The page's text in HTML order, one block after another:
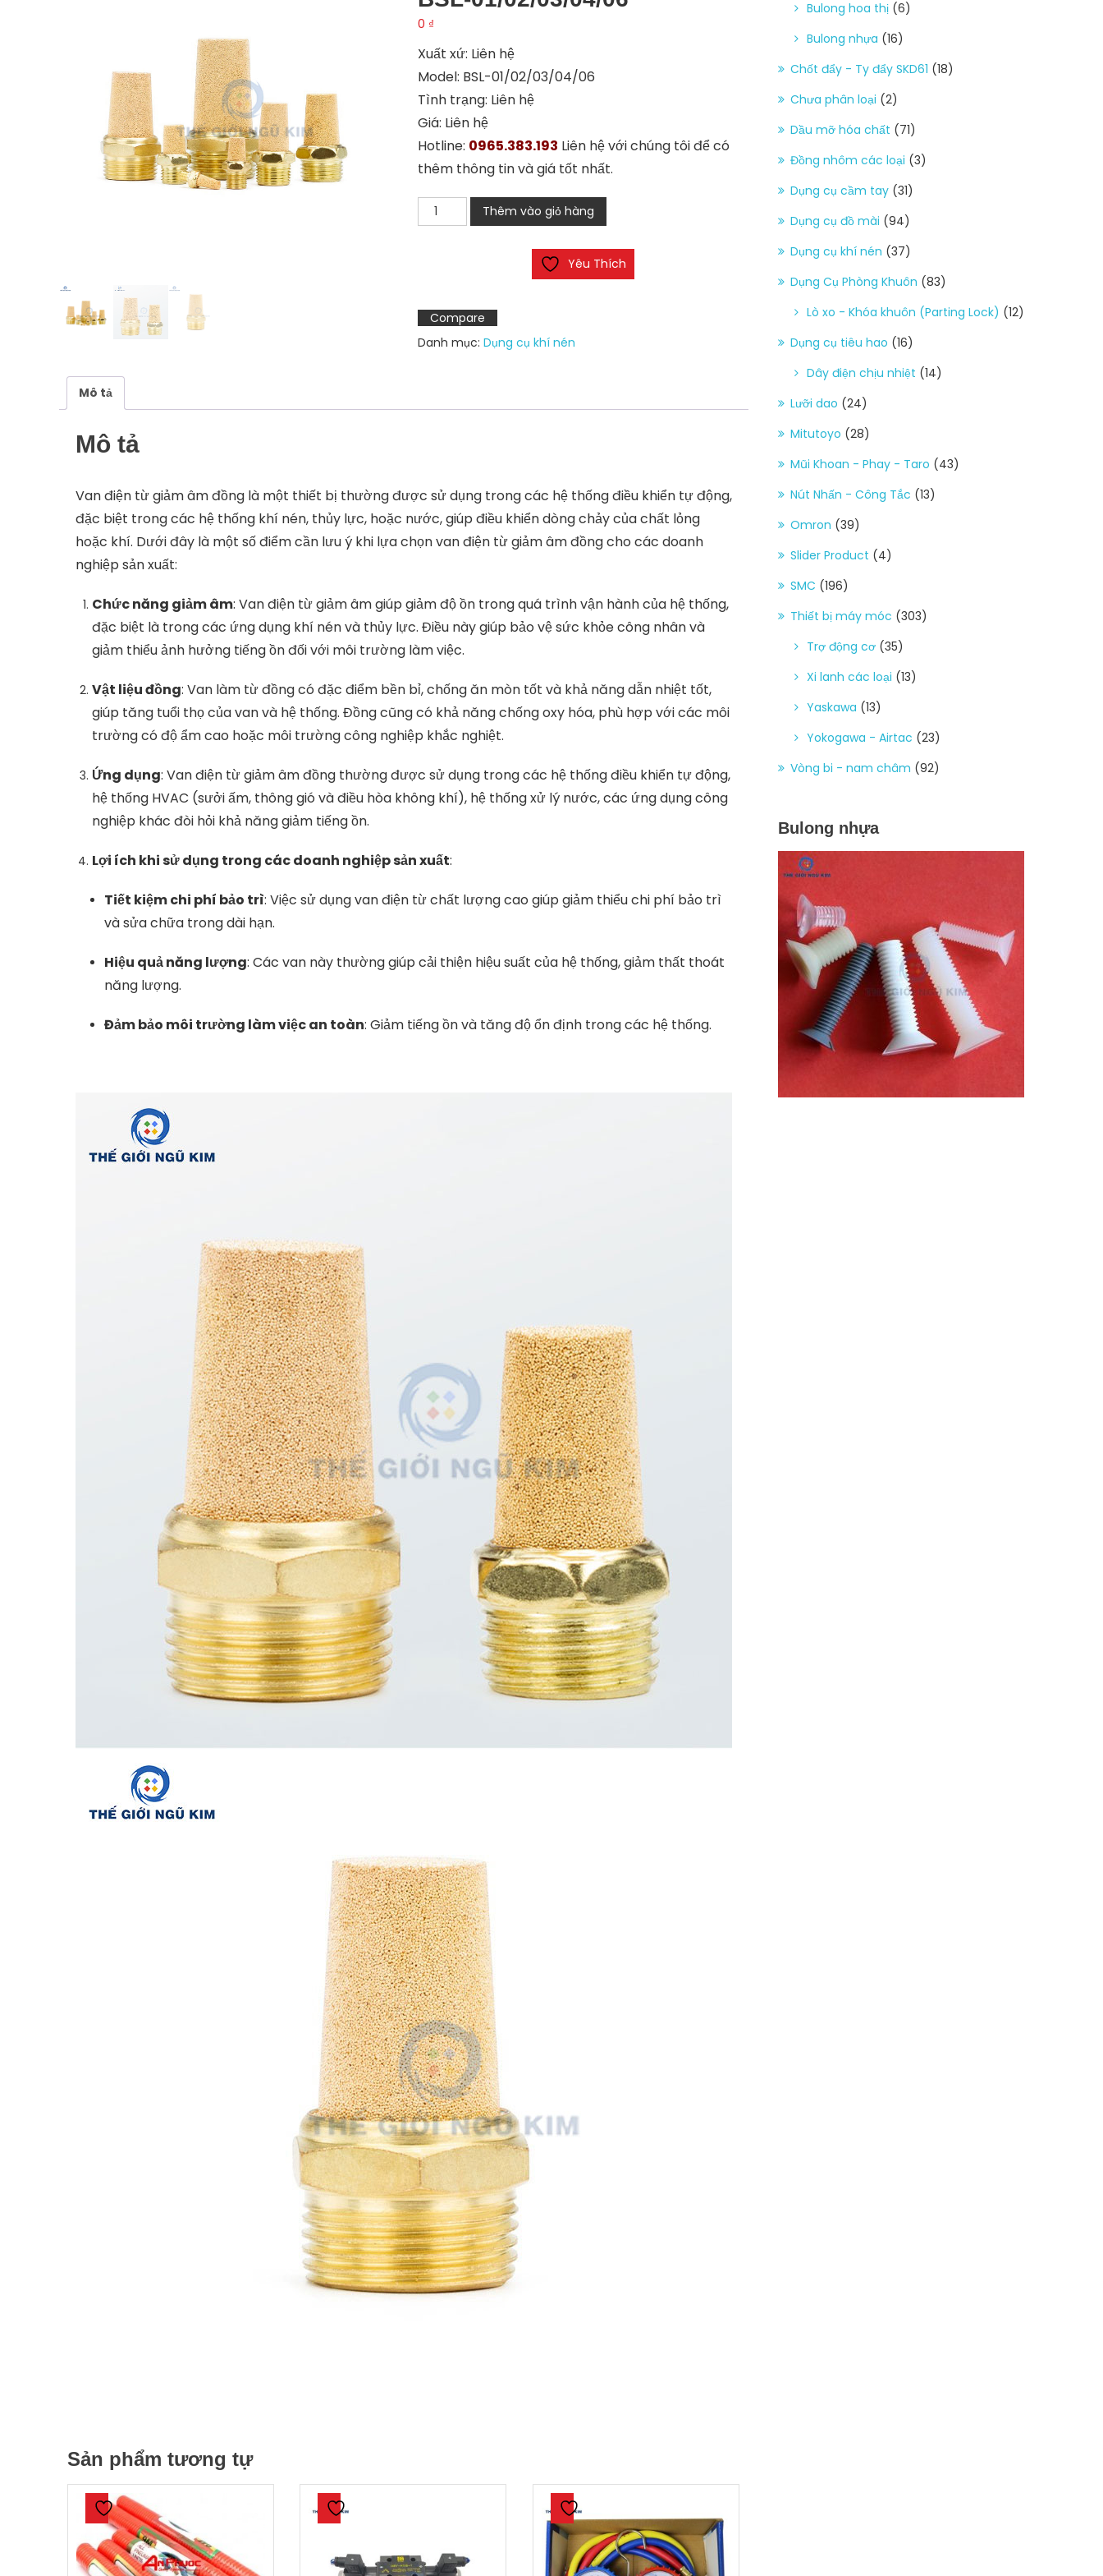
0 ₫
Xuất xứ: Liên hệ
Model: BSL-01/02/03/04/06
Tình trạng: Liên hệ
Giá: Liên hệ
Hotline: 0965.383.193 Liên hệ với chúng tôi để có
thêm thông tin và giá tốt nhất.
Van
điện
đồng)
BSL-
01/02/03/04/06
Thêm vào giỏ hàng
Yêu Thích
Compare
Danh mục: Dụng cụ khí nén
Mô tả
Mô tả
Van điện từ giảm âm đồng là một thiết bị thường được sử dụng trong các hệ thống điều khiển tự động,
đặc biệt trong các hệ thống khí nén, thủy lực, hoặc nước, giúp điều khiển dòng chảy của chất lỏng
hoặc khí. Dưới đây là một số điểm cần lưu ý khi lựa chọn van điện từ giảm âm đồng cho các doanh
nghiệp sản xuất:
Chức năng giảm âm: Van điện từ giảm âm giúp giảm độ ồn trong quá trình vận hành của hệ thống,
đặc biệt là trong các ứng dụng khí nén và thủy lực. Điều này giúp bảo vệ sức khỏe công nhân và
giảm thiểu ảnh hưởng tiếng ồn đối với môi trường làm việc.
Vật liệu đồng: Van làm từ đồng có đặc điểm bền bỉ, chống ăn mòn tốt và khả năng dẫn nhiệt tốt,
giúp tăng tuổi thọ của van và hệ thống. Đồng cũng có khả năng chống oxy hóa, phù hợp với các môi
trường có độ ẩm cao hoặc môi trường công nghiệp khắc nghiệt.
Ứng dụng: Van điện từ giảm âm đồng thường được sử dụng trong các hệ thống điều khiển tự động,
hệ thống HVAC (sưởi ấm, thông gió và điều hòa không khí), hệ thống xử lý nước, các ứng dụng công
nghiệp khác đòi hỏi khả năng giảm tiếng ồn.
Lợi ích khi sử dụng trong các doanh nghiệp sản xuất:
Tiết kiệm chi phí bảo trì: Việc sử dụng van điện từ chất lượng cao giúp giảm thiểu chi phí bảo trì
và sửa chữa trong dài hạn.
Hiệu quả năng lượng: Các van này thường giúp cải thiện hiệu suất của hệ thống, giảm thất thoát
năng lượng.
Đảm bảo môi trường làm việc an toàn: Giảm tiếng ồn và tăng độ ổn định trong các hệ thống.
Sản phẩm tương tự
Bulong hoa thị (6)
Bulong nhựa (16)
Chốt đẩy - Ty đẩy SKD61 (18)
Chưa phân loại (2)
Dầu mỡ hóa chất (71)
Đồng nhôm các loại (3)
Dụng cụ cầm tay (31)
Dụng cụ đồ mài (94)
Dụng cụ khí nén (37)
Dụng Cụ Phòng Khuôn (83)
Lò xo - Khóa khuôn (Parting Lock) (12)
Dụng cụ tiêu hao (16)
Dây điện chịu nhiệt (14)
Lưỡi dao (24)
Mitutoyo (28)
Mũi Khoan - Phay - Taro (43)
Nút Nhấn - Công Tắc (13)
Omron (39)
Slider Product (4)
SMC (196)
Thiết bị máy móc (303)
Trợ động cơ (35)
Xi lanh các loại (13)
Yaskawa (13)
Yokogawa - Airtac (23)
Vòng bi - nam châm (92)
Bulong nhựa